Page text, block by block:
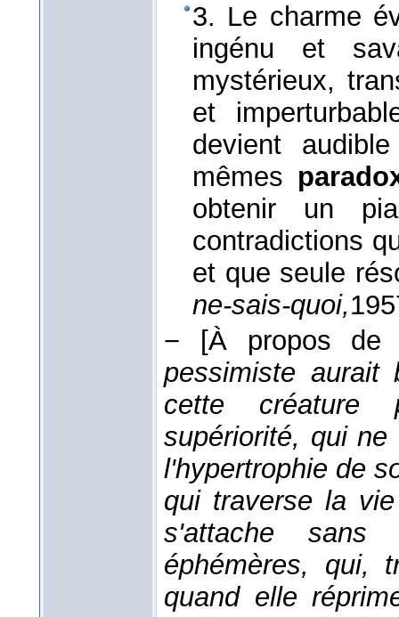
3. Le charme
ingénu et
mystérieux,
et
devient
mêmes
obtenir un
contradictions
et que seule
ne-sais-quoi,
−
[À propos de
pessimiste
cette créature
supériorité, qui
l'hypertrophie de
qui traverse la
s'attache sans
éphémères, qui,
quand elle